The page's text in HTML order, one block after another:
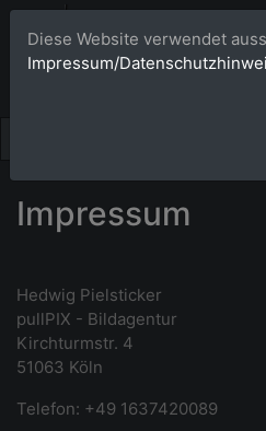
Impressum
Hedwig Pielsticker
pullPIX - Bildagentur
Kirchturmstr. 4
51063 Köln
Telefon: +49 1637420089
Diese Website verwendet
Impressum/